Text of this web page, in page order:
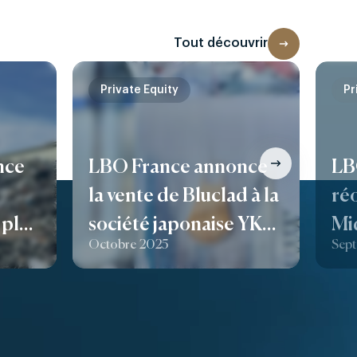
Tout découvrir
et
LBO France annonce
la vente de Bluclad à la
société japonaise YKK,
leader mondial des
Octobre 2025
Private Equity